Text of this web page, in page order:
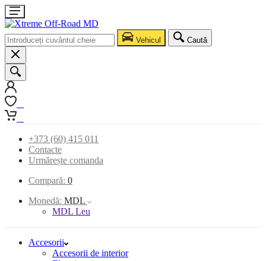
Vehicul Caută
+373 (60) 415 011
Contacte
Urmărește comanda
Compară: 0
Monedă: MDL
MDL Leu
Accesorii
Accesorii de interior